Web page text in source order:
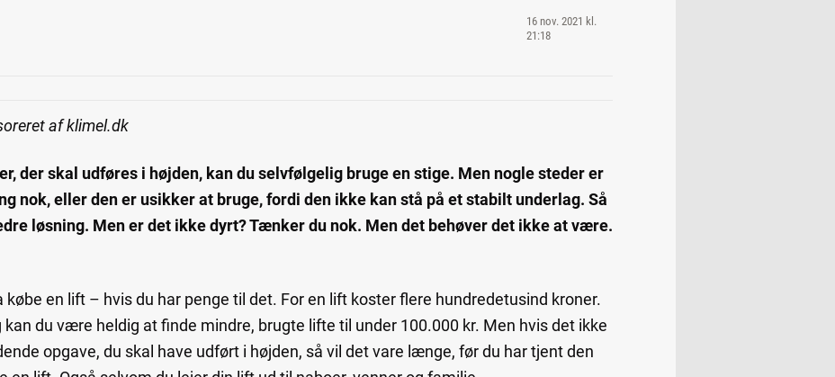
16 nov. 2021 kl.
21:18
af klimel.dk
der skal udføres i højden, kan du selvfølgelig bruge en stige. Men nogle steder er
nok, eller den er usikker at bruge, fordi den ikke kan stå på et stabilt underlag. Så
løsning. Men er det ikke dyrt? Tænker du nok. Men det behøver det ikke at være.
købe en lift – hvis du har penge til det. For en lift koster flere hundredetusind kroner.
kan du være heldig at finde mindre, brugte lifte til under 100.000 kr. Men hvis det ikke
opgave, du skal have udført i højden, så vil det vare længe, før du har tjent den